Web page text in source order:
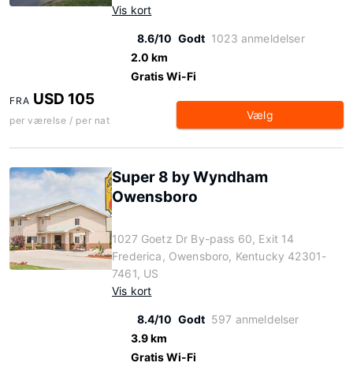
Vis kort
8.6/10 Godt 1023 anmeldelser
2.0 km
Gratis Wi-Fi
FRA USD 105
per værelse / per nat Vælg
Super 8 by Wyndham
Owensboro
1027 Goetz Dr By-pass 60, Exit 14
Frederica, Owensboro, Kentucky 42301-
7461, US
Vis kort
8.4/10 Godt 597 anmeldelser
3.9 km
Gratis Wi-Fi